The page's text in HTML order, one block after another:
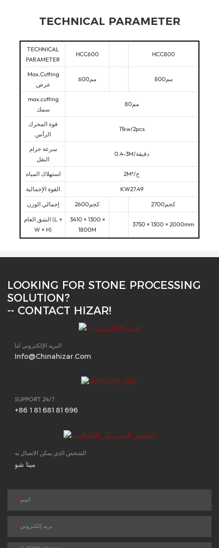
TECHNICAL PARAMETER
TECHNICAL
PARAMETER
HCC600 HCC800
Max.Cutting
عرض
مم600 مم800
max.cutting
سمك
مم80
قوة المحرك
الرأس
11kw/2pcs
سرعة حزام
النقل
0.4-3M/دقيقة
استهلاك المياه 2M³/ح
القوة الإجمالية KW27.49
إجمالي الوزن كجم2600 كجم2700
الشق العام (L ×
W × H)
3410 × 1300 ×
1800M
3750 × 1300 × 2000mm
LOOKING FOR STONE PROCESSING
SOLUTION?
-- CONTACT HIZAR!
البريد الإلكتروني لنا
Info@chinahizar.com
SUPPORT 24/7
+86 18168181696
الشخص الذي يمكن الاتصال به
مينا شو
اسم
بريد إلكتروني